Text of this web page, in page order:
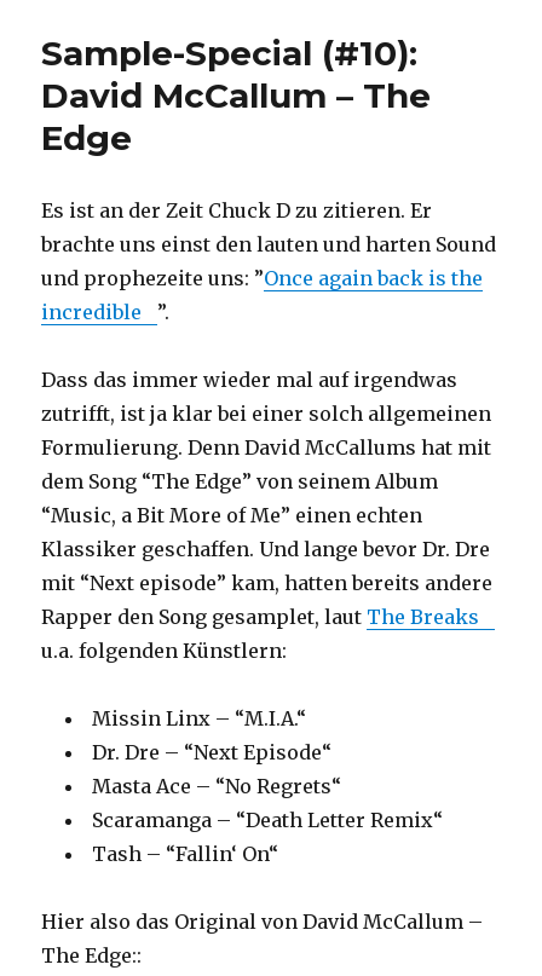
M.I.A.
Sample-Special (#10):
David McCallum – The
Edge
Es ist an der Zeit Chuck D zu zitieren. Er
brachte uns einst den lauten und harten Sound
und prophezeite uns: ”Once again back is the
incredible
”.
Dass das immer wieder mal auf irgendwas
zutrifft, ist ja klar bei einer solch allgemeinen
Formulierung. Denn David McCallums hat mit
dem Song “The Edge” von seinem Album
“Music, a Bit More of Me” einen echten
Klassiker geschaffen. Und lange bevor Dr. Dre
mit “Next episode” kam, hatten bereits andere
Rapper den Song gesamplet, laut The Breaks
u.a. folgenden Künstlern:
Missin Linx – “M.I.A.“
Dr. Dre – “Next Episode“
Masta Ace – “No Regrets“
Scaramanga – “Death Letter Remix“
Tash – “Fallin‘ On“
Hier also das Original von David McCallum –
The Edge::